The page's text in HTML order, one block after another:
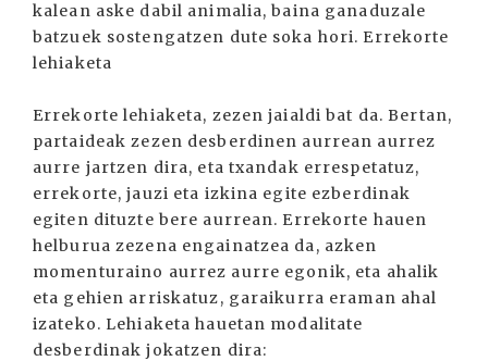
kalean aske dabil animalia, baina ganaduzale
batzuek sostengatzen dute soka hori. Errekorte
lehiaketa
Errekorte lehiaketa, zezen jaialdi bat da. Bertan,
partaideak zezen desberdinen aurrean aurrez
aurre jartzen dira, eta txandak errespetatuz,
errekorte, jauzi eta izkina egite ezberdinak
egiten dituzte bere aurrean. Errekorte hauen
helburua zezena engainatzea da, azken
momenturaino aurrez aurre egonik, eta ahalik
eta gehien arriskatuz, garaikurra eraman ahal
izateko. Lehiaketa hauetan modalitate
desberdinak jokatzen dira: